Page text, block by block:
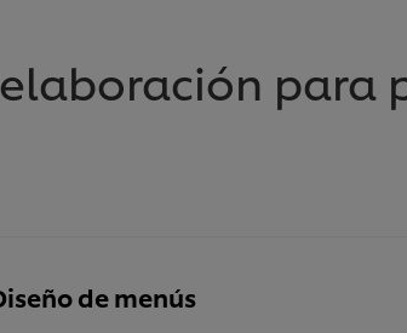
para
de menús